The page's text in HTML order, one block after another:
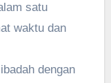
satu
waktu dan
dengan